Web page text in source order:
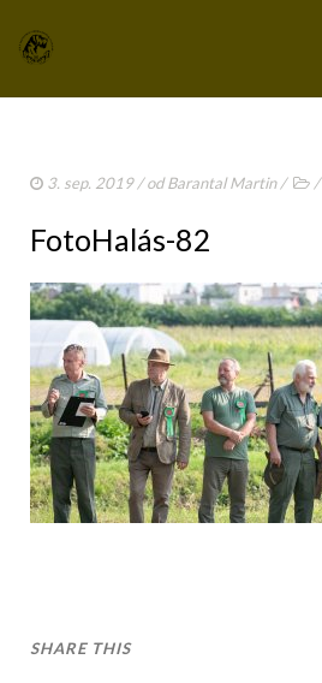
STANOVY KLUBU
CHOVATEĽSKÝ A ZÁPISNÝ
SPRAVODAJCA
TLAČIVÁ A PRIHLÁŠKY
KLUBOVÉ POPLATKY
ZÁPISNICE Z ČLENSKEJ
DEUTSCH DRAHTHAAR
3. sep. 2019/ odBarantal Martin/ /
FotoHalás-82
SHARE THIS